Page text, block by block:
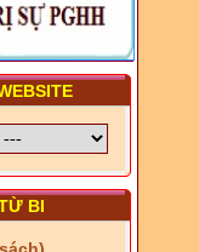
ĐỀ: SỰ RA
CHỨC
THỨC CỦA
VIỆT NAM
BI